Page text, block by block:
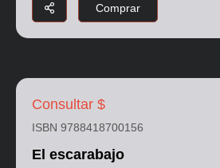
Comprar
Consultar $
ISBN 9788418700156
El escarabajo